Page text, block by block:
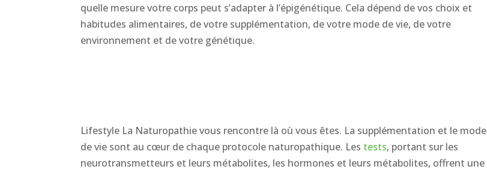
quelle mesure votre corps peut s’adapter à l’épigénétique. Cela dépend de vos choix et
habitudes alimentaires, de votre supplémentation, de votre mode de vie, de votre
environnement et de votre génétique.
Lifestyle La Naturopathie vous rencontre là où vous êtes. La supplémentation et le mode
de vie sont au cœur de chaque protocole naturopathique. Les tests, portant sur les
neurotransmetteurs et leurs métabolites, les hormones et leurs métabolites, offrent une